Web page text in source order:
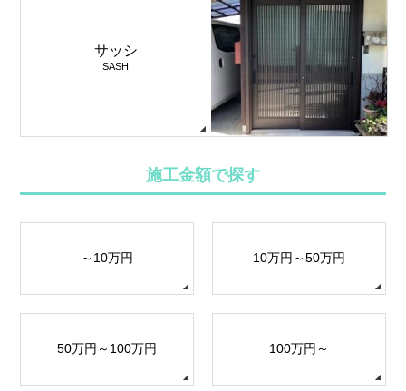
サッシ
SASH
施工金額で探す
～10万円 10万円～50万円
50万円～100万円 100万円～